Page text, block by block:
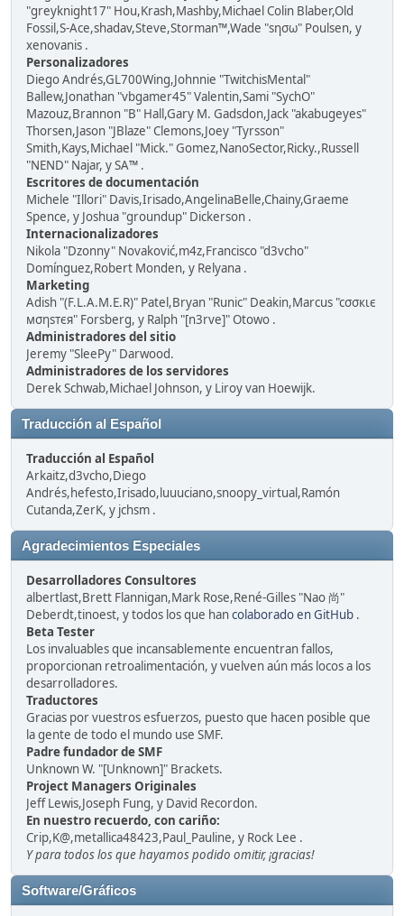
"greyknight17" Hou,Krash,Mashby,Michael Colin Blaber,Old
Fossil,S-Ace,shadav,Steve,Storman™,Wade "sησω" Poulsen, y
xenovanis .
Personalizadores
Diego Andrés,GL700Wing,Johnnie "TwitchisMental"
Ballew,Jonathan "vbgamer45" Valentin,Sami "SychO"
Mazouz,Brannon "B" Hall,Gary M. Gadsdon,Jack "akabugeyes"
Thorsen,Jason "JBlaze" Clemons,Joey "Tyrsson"
Smith,Kays,Michael "Mick." Gomez,NanoSector,Ricky.,Russell
"NEND" Najar, y SA™ .
Escritores de documentación
Michele "Illori" Davis,Irisado,AngelinaBelle,Chainy,Graeme
Spence, y Joshua "groundup" Dickerson .
Internacionalizadores
Nikola "Dzonny" Novaković,m4z,Francisco "d3vcho"
Domínguez,Robert Monden, y Relyana .
Marketing
Adish "(F.L.A.M.E.R)" Patel,Bryan "Runic" Deakin,Marcus "cσσкιє
мσηѕтєя" Forsberg, y Ralph "[n3rve]" Otowo .
Administradores del sitio
Jeremy "SleePy" Darwood.
Administradores de los servidores
Derek Schwab,Michael Johnson, y Liroy van Hoewijk.
Traducción al Español
Traducción al Español
Arkaitz,d3vcho,Diego
Andrés,hefesto,Irisado,luuuciano,snoopy_virtual,Ramón
Cutanda,ZerK, y jchsm .
Agradecimientos Especiales
Desarrolladores Consultores
albertlast,Brett Flannigan,Mark Rose,René-Gilles "Nao 尚"
Deberdt,tinoest, y todos los que hancolaborado en GitHub .
Beta Tester
Los invaluables que incansablemente encuentran fallos,
proporcionan retroalimentación, y vuelven aún más locos a los
desarrolladores.
Traductores
Gracias por vuestros esfuerzos, puesto que hacen posible que
la gente de todo el mundo use SMF.
Padre fundador de SMF
Unknown W. "[Unknown]" Brackets.
Project Managers Originales
Jeff Lewis,Joseph Fung, y David Recordon.
En nuestro recuerdo, con cariño:
Crip,K@,metallica48423,Paul_Pauline, y Rock Lee .
Y para todos los que hayamos podido omitir, ¡gracias!
Software/Gráficos